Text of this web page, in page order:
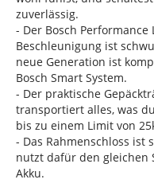
zuverlässig.
- Der Bosch
Beschleunigung ist
neue Generation ist
Bosch Smart System.
- Der praktische
transportiert alles, was
bis zu einem Limit von
- Das Rahmenschloss ist
nutzt dafür den gleichen
Akku.